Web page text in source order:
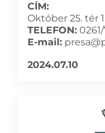
CÍM:
Október 25. tér
TELEFON:
E-mail:
2024.07.10